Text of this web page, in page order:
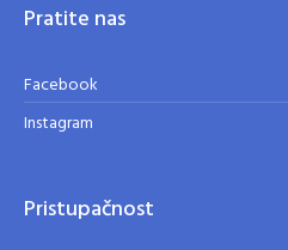
Pratite nas
Facebook
Instagram
Pristupačnost